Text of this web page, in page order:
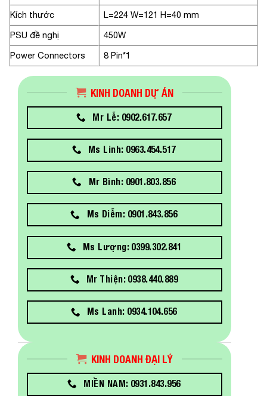
Kích thước
L=224 W=121 H=40 mm
PSU đề nghị
450W
Power Connectors
8 Pin*1
KINH DOANH DỰ ÁN
Mr Lễ: 0902.617.657
Ms Linh: 0963.454.517
Mr Bình: 0901.803.856
Ms Diễm: 0901.843.856
Ms Lượng: 0399.302.841
Mr Thiện: 0938.440.889
Ms Lanh: 0934.104.656
KINH DOANH ĐẠI LÝ
MIỀN NAM: 0931.843.956